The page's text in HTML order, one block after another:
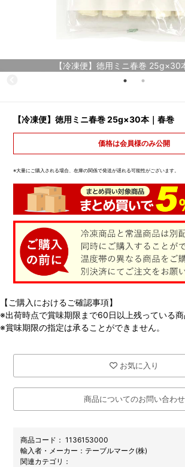
【冷凍便】徳用ミニ春巻 25g×30
【冷凍便】徳用ミニ春巻 25g×30本｜春巻
価格は会員様のみ公開
※大量にご購入される場合、在庫の関係で発送が遅れる可能性がございます。
【ご購入におけるご確認事項】
※出荷時点で賞味期限まで60日以上残っている商
※賞味期限の指定は承ることができません。
お気に入り
商品についてのお問い合わせ
商品コード： 1136153000
メーカー： テーブルマーク(株)
関連カテゴリ：